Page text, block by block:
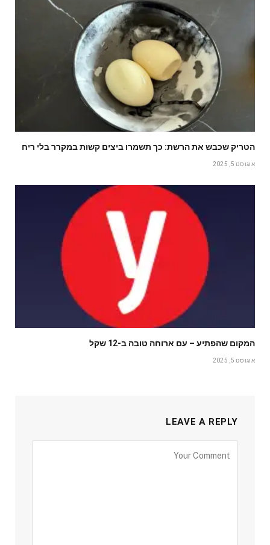
הטריק שכבש את הרשת: כך תשמרו ביצים קשות במקרר בלי ריח
אוגוסט 5, 2025
המקום שהפתיע – עם ארוחה טובה ב-12 שקל
אוגוסט 5, 2025
LEAVE A REPLY